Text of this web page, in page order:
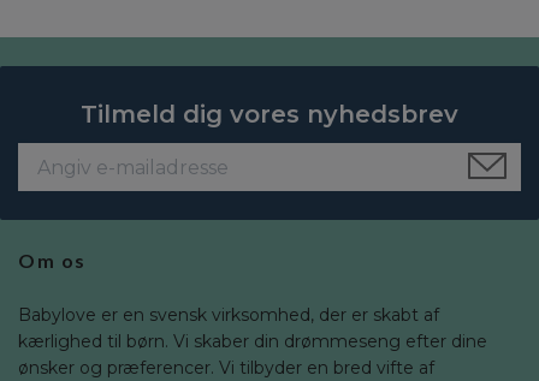
Tilmeld dig vores nyhedsbrev
Om os
Babylove er en svensk virksomhed, der er skabt af
kærlighed til børn. Vi skaber din drømmeseng efter dine
ønsker og præferencer. Vi tilbyder en bred vifte af